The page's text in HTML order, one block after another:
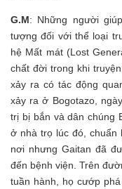
G.M: Những người
tượng đối với thể loại
hệ Mất mát (Lost
chất đời trong khi
xảy ra có tác động
xảy ra ở Bogotazo,
trị bị bắn và dân chúng
ở nhà trọ lúc đó, chuẩn
nơi nhưng Gaitan đã
đến bệnh viện. Trên
tuần hành, họ cướp